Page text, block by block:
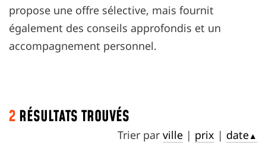
propose une offre sélective, mais fournit
également des conseils approfondis et un
accompagnement personnel.
2 RÉSULTATS TROUVÉS
Trier par ville | prix | date▲